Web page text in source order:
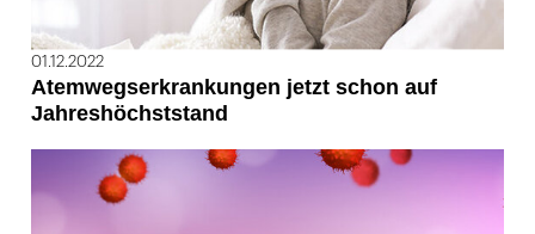
01.12.2022
Atemwegserkrankungen jetzt schon auf
Jahreshöchststand